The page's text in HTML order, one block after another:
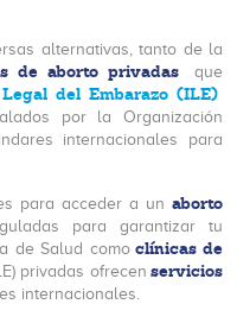
alternativas, tanto de la
de aborto privadas
que
del Embarazo (ILE)
por la Organización
internacionales para
para acceder a un aborto
para garantizar tu
de Salud comoclínicas de
privadas ofrecen servicios
internacionales.